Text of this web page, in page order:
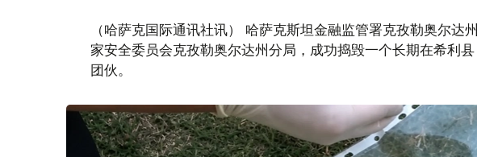
（哈萨克国际通讯社讯） 哈萨克斯坦金融监管署克孜勒奥尔达
家安全委员会克孜勒奥尔达州分局，成功捣毁一个长期在希利
团伙。